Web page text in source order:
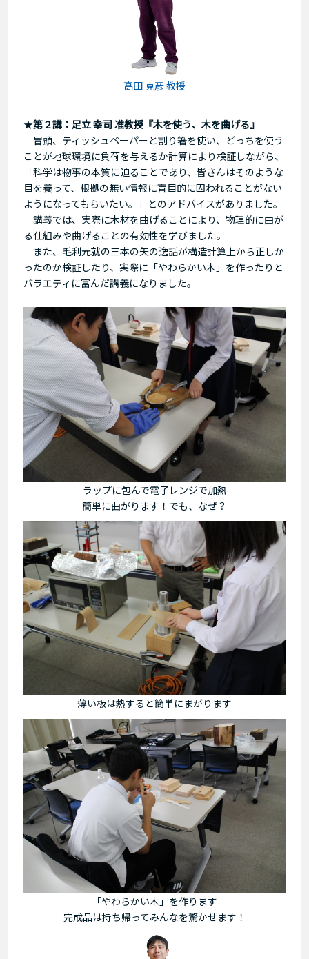
高田 克彦 教授
★第２講：足立 幸司 准教授『木を使う、木を曲げる』
冒頭、ティッシュペーパーと割り箸を使い、どっちを使う
ことが地球環境に負荷を与えるか計算により検証しながら、
「科学は物事の本質に迫ることであり、皆さんはそのような
目を養って、根拠の無い情報に盲目的に囚われることがない
ようになってもらいたい。」とのアドバイスがありました。
講義では、実際に木材を曲げることにより、物理的に曲が
る仕組みや曲げることの有効性を学びました。
また、毛利元就の三本の矢の逸話が構造計算上から正しか
ったのか検証したり、実際に「やわらかい木」を作ったりと
バラエティに富んだ講義になりました。
ラップに包んで電子レンジで加熱
簡単に曲がります！でも、なぜ？
薄い板は熱すると簡単にまがります
「やわらかい木」を作ります
完成品は持ち帰ってみんなを驚かせます！